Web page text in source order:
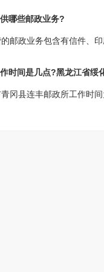
哪些邮政业务?
邮政业务包含有信件、
时间是几点?黑龙江省绥
冈县连丰邮政所工作时